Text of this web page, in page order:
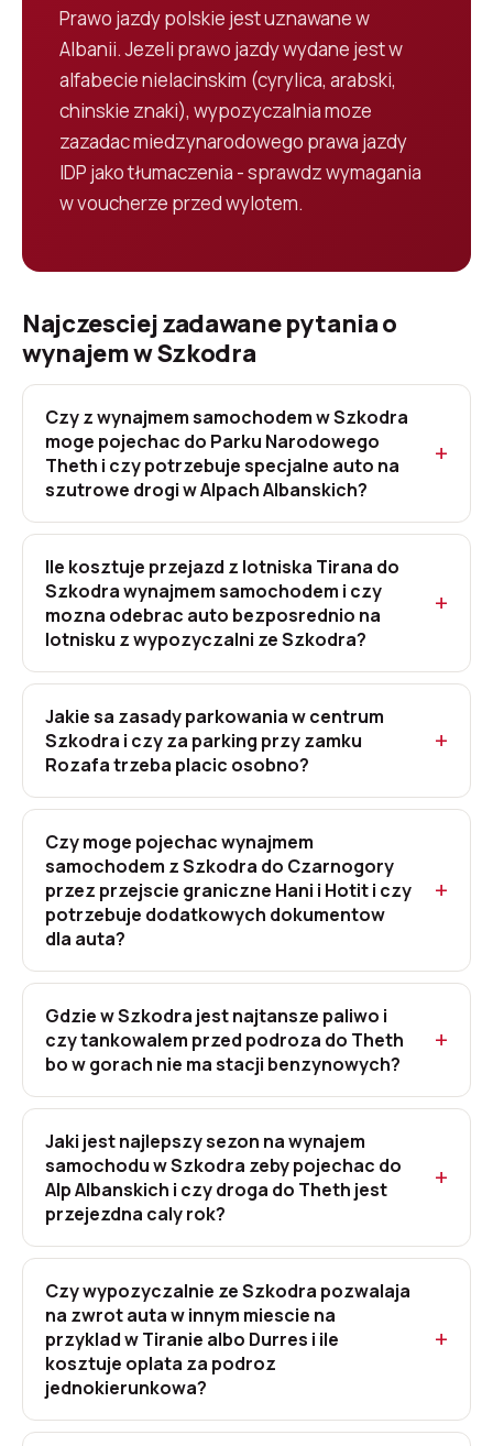
Prawo jazdy polskie jest uznawane w
Albanii. Jezeli prawo jazdy wydane jest w
alfabecie nielacinskim (cyrylica, arabski,
chinskie znaki), wypozyczalnia moze
zazadac miedzynarodowego prawa jazdy
IDP jako tłumaczenia - sprawdz wymagania
w voucherze przed wylotem.
Najczesciej zadawane pytania o
wynajem w Szkodra
Czy z wynajmem samochodem w Szkodra
moge pojechac do Parku Narodowego
Theth i czy potrzebuje specjalne auto na
szutrowe drogi w Alpach Albanskich?
Ile kosztuje przejazd z lotniska Tirana do
Szkodra wynajmem samochodem i czy
mozna odebrac auto bezposrednio na
lotnisku z wypozyczalni ze Szkodra?
Jakie sa zasady parkowania w centrum
Szkodra i czy za parking przy zamku
Rozafa trzeba placic osobno?
Czy moge pojechac wynajmem
samochodem z Szkodra do Czarnogory
przez przejscie graniczne Hani i Hotit i czy
potrzebuje dodatkowych dokumentow
dla auta?
Gdzie w Szkodra jest najtansze paliwo i
czy tankowalem przed podroza do Theth
bo w gorach nie ma stacji benzynowych?
Jaki jest najlepszy sezon na wynajem
samochodu w Szkodra zeby pojechac do
Alp Albanskich i czy droga do Theth jest
przejezdna caly rok?
Czy wypozyczalnie ze Szkodra pozwalaja
na zwrot auta w innym miescie na
przyklad w Tiranie albo Durres i ile
kosztuje oplata za podroz
jednokierunkowa?